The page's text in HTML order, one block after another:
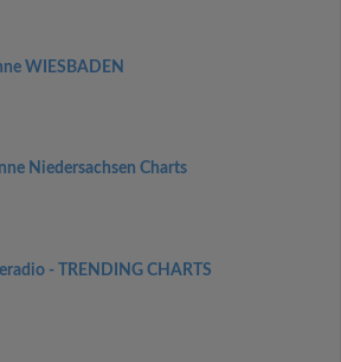
WIESBADEN
Niedersachsen Charts
- TRENDING CHARTS